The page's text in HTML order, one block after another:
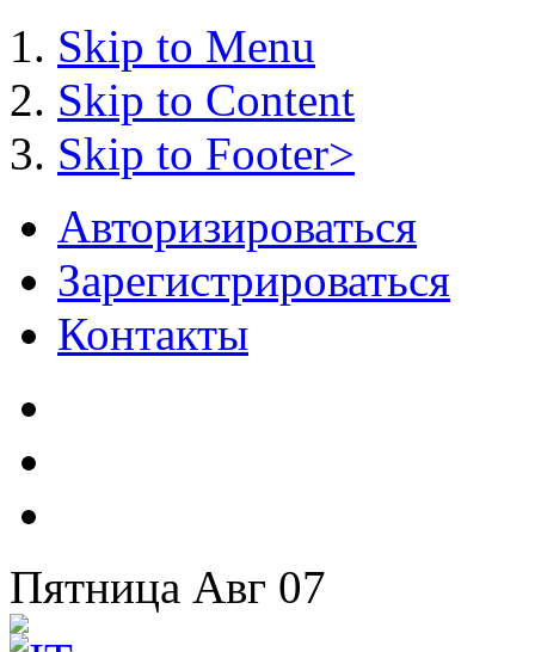
Skip to Menu
Skip to Content
Skip to Footer>
Авторизироваться
Зарегистрироваться
Контакты
Пятница Авг 07